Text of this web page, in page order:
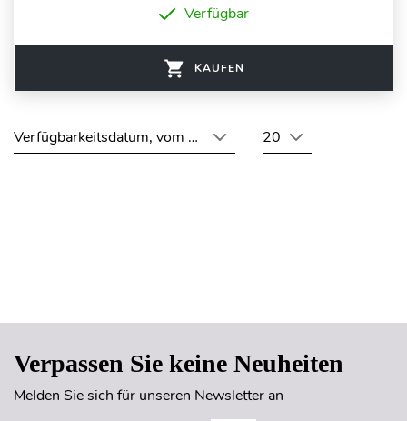
Verfügbar
KAUFEN
Verfügbarkeitsdatum, vom neuesten zum ältesten
20
Verpassen Sie keine Neuheiten
Melden Sie sich für unseren Newsletter an